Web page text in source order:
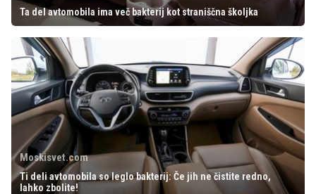
Ta del avtomobila ima več bakterij kot straniščna školjka
Moskisvet.com
Ti deli avtomobila so leglo bakterij: Če jih ne čistite redno,
lahko zbolite!